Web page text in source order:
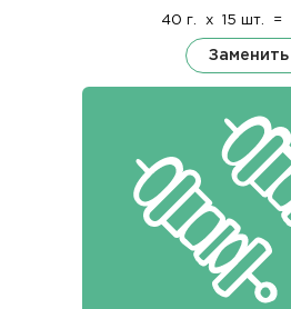
40 г. x 15 шт. =
Заменить